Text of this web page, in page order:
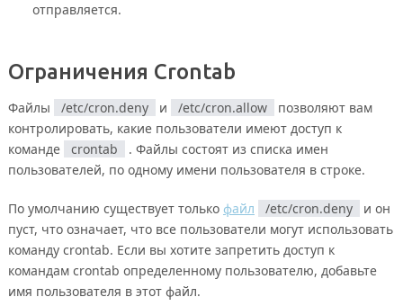
отправляется.
Ограничения Crontab
Файлы /etc/cron.deny и /etc/cron.allow
позволяют вам
контролировать, какие пользователи имеют доступ к
команде
crontab
. Файлы состоят из списка имен
пользователей, по одному имени пользователя в строке.
По умолчанию существует только файл /etc/cron.deny
и он
пуст, что означает, что все пользователи могут использовать
команду crontab. Если вы хотите запретить доступ к
командам crontab определенному пользователю, добавьте
имя пользователя в этот файл.